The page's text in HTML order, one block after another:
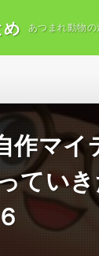
あつまれ動物
作マ
てい